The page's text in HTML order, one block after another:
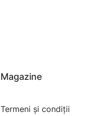
Magazine
Termeni şi condiţii